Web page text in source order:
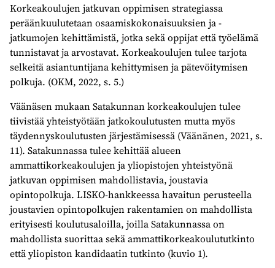
Korkeakoulujen jatkuvan oppimisen strategiassa
peräänkuulutetaan osaamiskokonaisuuksien ja -
jatkumojen kehittämistä, jotka sekä oppijat että työelämä
tunnistavat ja arvostavat. Korkeakoulujen tulee tarjota
selkeitä asiantuntijana kehittymisen ja pätevöitymisen
polkuja. (OKM, 2022, s. 5.)
Väänäsen mukaan Satakunnan korkeakoulujen tulee
tiivistää yhteistyötään jatkokoulutusten mutta myös
täydennyskoulutusten järjestämisessä (Väänänen, 2021, s.
11). Satakunnassa tulee kehittää alueen
ammattikorkeakoulujen ja yliopistojen yhteistyönä
jatkuvan oppimisen mahdollistavia, joustavia
opintopolkuja. LISKO-hankkeessa havaitun perusteella
joustavien opintopolkujen rakentamien on mahdollista
erityisesti koulutusaloilla, joilla Satakunnassa on
mahdollista suorittaa sekä ammattikorkeakoulututkinto
että yliopiston kandidaatin tutkinto (kuvio 1).